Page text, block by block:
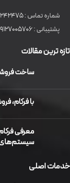
شماره تماس :
پشتیبانی :
تازه ترین مقالات
ساخت
با فرکام،
معرفی
سیستم‌های
خدمات اصلی